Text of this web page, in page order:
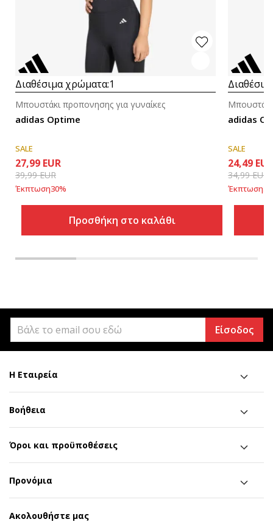
Διαθέσιμα χρώματα:1
adidas Optime
Μπουστάκι προπονησης για γυναίκες
SALE
27,99 EUR
39,99EUR
Έκπτωση30%
Προσθήκη στο καλάθι
adidas
SALE
24,49 EUR
34,99EUR
Έκπτωση30
Είσοδος
Η Εταιρεία
Βοήθεια
Όροι και προϋποθέσεις
Προνόμια
Ακολουθήστε μας